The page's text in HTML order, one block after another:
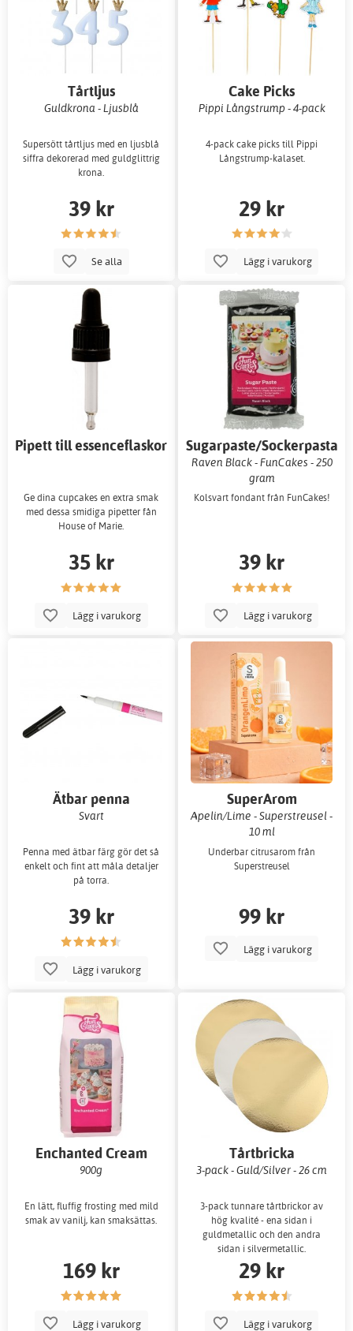
Tårtljus
Guldkrona - Ljusblå
Supersött tårtljus med en ljusblå
siffra dekorerad med guldglittrig
krona.
39 kr
Se alla
Cake Picks
Pippi Långstrump - 4-pack
4-pack cake picks till Pippi
Långstrump-kalaset.
29 kr
Lägg i varukorg
Pipett till essenceflaskor
Ge dina cupcakes en extra smak
med dessa smidiga pipetter fån
House of Marie.
35 kr
Lägg i varukorg
Sugarpaste/Sockerpasta
Raven Black - FunCakes - 250
gram
Kolsvart fondant från FunCakes!
39 kr
Lägg i varukorg
Ätbar penna
Svart
Penna med ätbar färg gör det så
enkelt och fint att måla detaljer
på torra.
39 kr
Lägg i varukorg
SuperArom
Apelin/Lime - Superstreusel -
10 ml
Underbar citrusarom från
Superstreusel
99 kr
Lägg i varukorg
Enchanted Cream
900g
En lätt, fluffig frosting med mild
smak av vanilj, kan smaksättas.
169 kr
Lägg i varukorg
Tårtbricka
3-pack - Guld/Silver - 26 cm
3-pack tunnare tårtbrickor av
hög kvalité - ena sidan i
guldmetallic och den andra
sidan i silvermetallic.
29 kr
Lägg i varukorg